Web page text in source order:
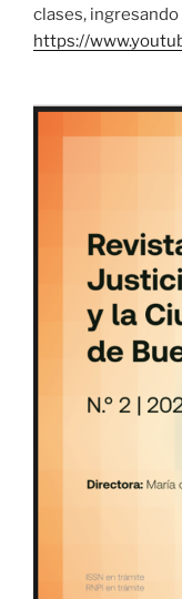
clases, ingresando
https://